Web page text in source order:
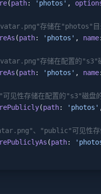
(path: 'photos' ,
存储在"photos"目
(path: 'photos' , name
存储在配置的"s3"
(path: 'photos' , name
见性存储在配置的"s3"磁盘
(path: 'photos'
、"public"可见性
(path: